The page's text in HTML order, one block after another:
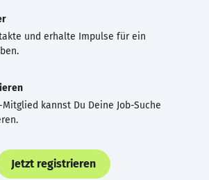
und erhalte Impulse für ein
kannst Du Deine Job-Suche
Jetzt registrieren